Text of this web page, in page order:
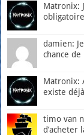
Matronix:
damien:
chance
Matronix:
existe
timo van
d’acheter